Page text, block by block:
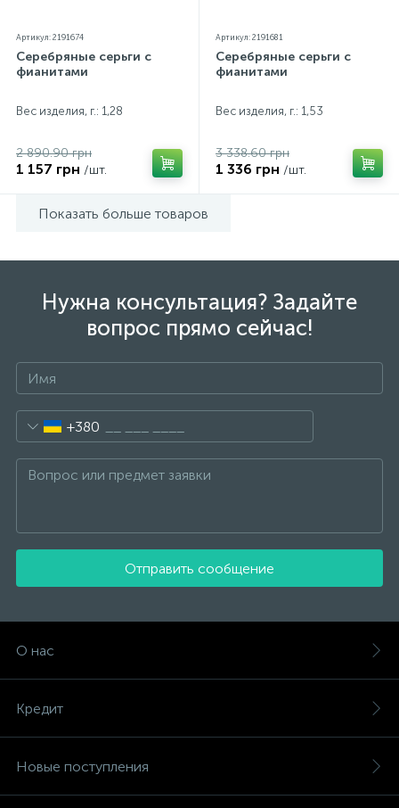
Артикул: 2191674
Серебряные серьги с
фианитами
Вес изделия, г.: 1,28
2 890.90 грн
1 157 грн /шт.
Артикул: 2191681
Серебряные серьги с
фианитами
Вес изделия, г.: 1,53
3 338.60 грн
1 336 грн /шт.
Показать больше товаров
Нужна консультация? Задайте
вопрос прямо сейчас!
+380
Отправить сообщение
О нас
Кредит
Новые поступления